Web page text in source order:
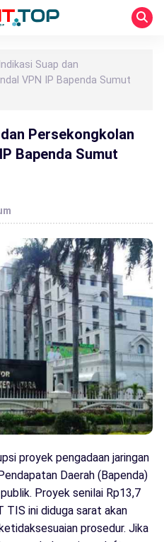
Suap dan
VPN IP Bapenda Sumut
Persekongkolan
Bapenda Sumut
proyek pengadaan jaringan
Daerah (Bapenda)
Proyek senilai Rp13,7
TIS ini diduga sarat akan
prosedur. Jika